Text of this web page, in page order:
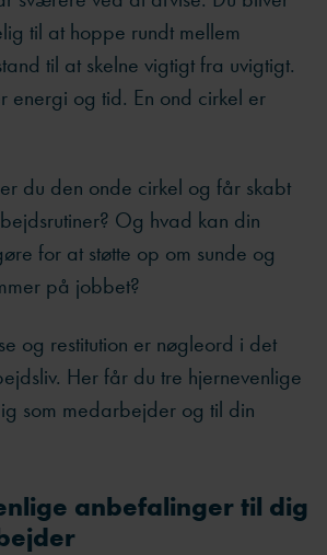
til at hoppe rundt mellem
til at skelne vigtigt fra uvigtigt.
energi og tid. En ond cirkel er
du den onde cirkel og får skabt
Og hvad kan din
for at støtte op om sunde og
på jobbet?
og restitution er nøgleord i det
Her får du tre hjernevenlige
som medarbejder og til din
anbefalinger til dig